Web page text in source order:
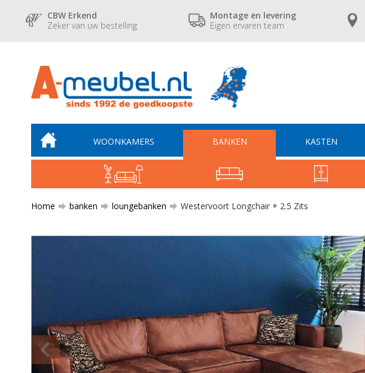
CBW Erkend
Zeker van uw bestelling
Montage en levering
Eigen ervaren team
WOONKAMERS BANKEN KASTEN
Home banken loungebanken Westervoort Longchair + 2.5 Zits